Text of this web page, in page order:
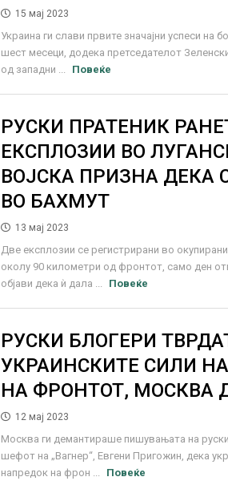
15 мај 2023
Украина ги слави првите значајни успеси на
шест месеци, додека претседателот
од западни ...
Повеќе
РУСКИ ПРАТЕНИК
ЕКСПЛОЗИИ ВО
ВОЈСКА ПРИЗНА ДЕКА
ВО БАХМУТ
13 мај 2023
Две експлозии се регистрирани во
околу 90 километри од фронтот, само ден
објави дека ѝ дала ...
Повеќе
РУСКИ БЛОГЕРИ
УКРАИНСКИТЕ СИЛИ
НА ФРОНТОТ, МОСКВА
12 мај 2023
Москва ги демантираше пишувањата на
шефот на „Вагнер“, Евгени Пригожин, дека
напредок на фрон ...
Повеќе